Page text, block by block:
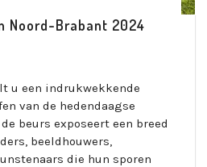
Noord-Brabant 2024
u een indrukwekkende
van de hedendaagse
beurs exposeert een breed
beeldhouwers,
die hun sporen